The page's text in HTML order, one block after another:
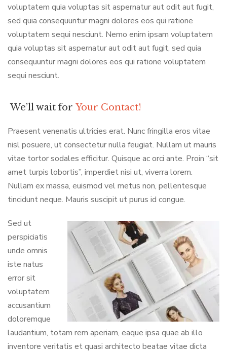
voluptatem quia voluptas sit aspernatur aut odit aut fugit,
sed quia consequuntur magni dolores eos qui ratione
voluptatem sequi nesciunt. Nemo enim ipsam voluptatem
quia voluptas sit aspernatur aut odit aut fugit, sed quia
consequuntur magni dolores eos qui ratione voluptatem
sequi nesciunt.
We’ll wait for Your Contact!
Praesent venenatis ultricies erat. Nunc fringilla eros vitae
nisl posuere, ut consectetur nulla feugiat. Nullam ut mauris
vitae tortor sodales efficitur. Quisque ac orci ante. Proin “sit
amet turpis lobortis”, imperdiet nisi ut, viverra lorem.
Nullam ex massa, euismod vel metus non, pellentesque
tincidunt neque. Mauris suscipit ut purus id congue.
Sed ut
perspiciatis
unde omnis
iste natus
error sit
voluptatem
accusantium
doloremque
laudantium, totam rem aperiam, eaque ipsa quae ab illo
inventore veritatis et quasi architecto beatae vitae dicta